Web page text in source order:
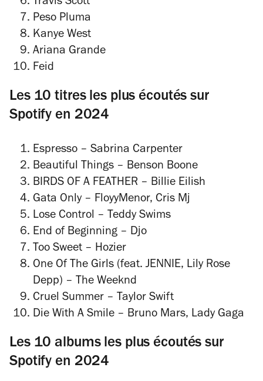
Travis Scott
Peso Pluma
Kanye West
Ariana Grande
Feid
Les 10 titres les plus écoutés sur
Spotify en 2024
Espresso – Sabrina Carpenter
Beautiful Things – Benson Boone
BIRDS OF A FEATHER – Billie Eilish
Gata Only– FloyyMenor, Cris Mj
Lose Control – Teddy Swims
End of Beginning – Djo
Too Sweet – Hozier
One Of The Girls (feat. JENNIE, Lily Rose
Depp) – The Weeknd
Cruel Summer – Taylor Swift
Die With A Smile – Bruno Mars, Lady Gaga
Les 10 albums les plus écoutés sur
Spotify en 2024